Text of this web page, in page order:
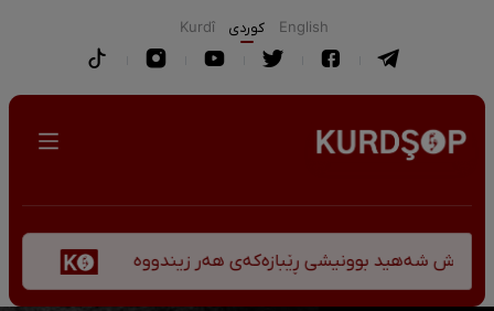
English كوردی Kurdî